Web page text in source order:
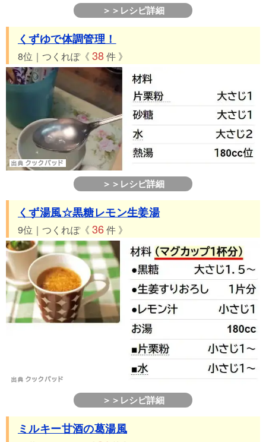
＞＞レシピ詳細
くずゆで体調管理！
8位｜つくれぽ《 38件 》
＞＞レシピ詳細
くず湯風☆黒糖レモン生姜湯
9位｜つくれぽ《 36件 》
＞＞レシピ詳細
ミルキー甘酒の葛湯風